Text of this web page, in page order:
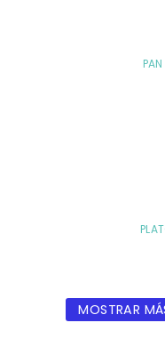
MOSTRAR